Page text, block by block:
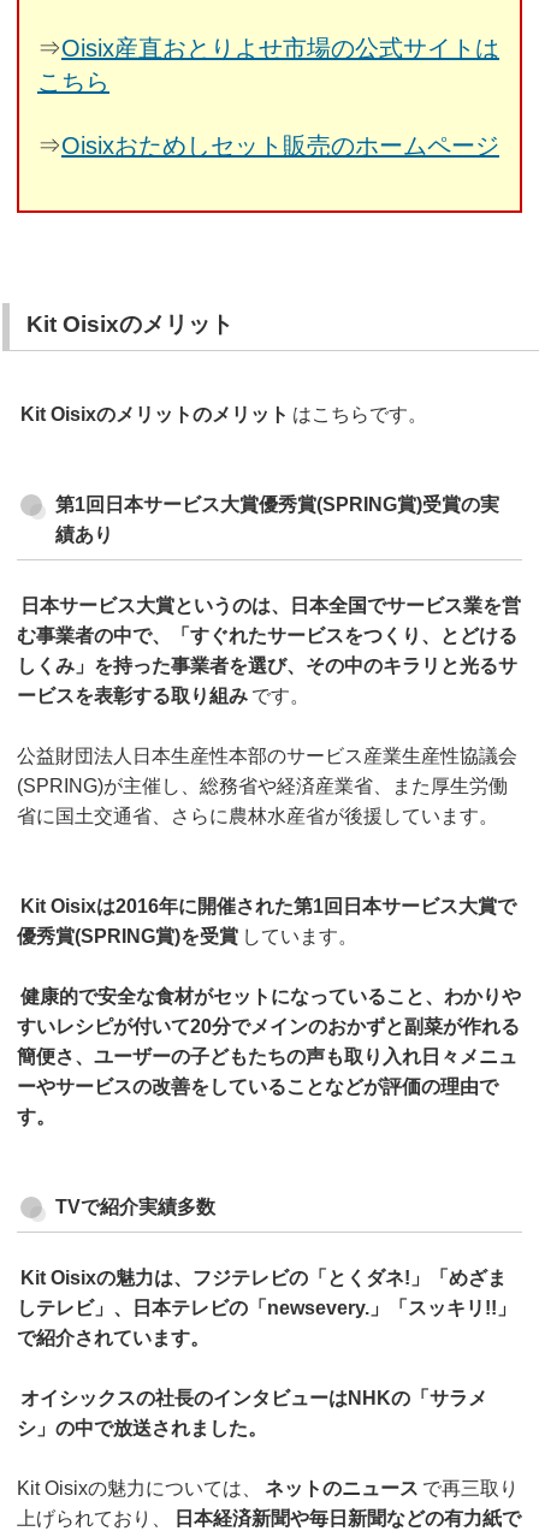
⇒Oisix産直おとりよせ市場の公式サイトは
こちら
⇒Oisixおためしセット販売のホームページ
Kit Oisixのメリット
Kit Oisixのメリットのメリット はこちらです。
第1回日本サービス大賞優秀賞(SPRING賞)受賞の実
績あり
日本サービス大賞というのは、日本全国でサービス業を営
む事業者の中で、「すぐれたサービスをつくり、とどける
しくみ」を持った事業者を選び、その中のキラリと光るサ
ービスを表彰する取り組み です。
公益財団法人日本生産性本部のサービス産業生産性協議会
(SPRING)が主催し、総務省や経済産業省、また厚生労働
省に国土交通省、さらに農林水産省が後援しています。
Kit Oisixは2016年に開催された第1回日本サービス大賞で
優秀賞(SPRING賞)を受賞 しています。
健康的で安全な食材がセットになっていること、わかりや
すいレシピが付いて20分でメインのおかずと副菜が作れる
簡便さ、ユーザーの子どもたちの声も取り入れ日々メニュ
ーやサービスの改善をしていることなどが評価の理由で
す。
TVで紹介実績多数
Kit Oisixの魅力は、フジテレビの「とくダネ!」「めざま
しテレビ」、日本テレビの「newsevery.」「スッキリ!!」
で紹介されています。
オイシックスの社長のインタビューはNHKの「サラメ
シ」の中で放送されました。
Kit Oisixの魅力については、 ネットのニュース で再三取り
上げられており、
日本経済新聞や毎日新聞などの有力紙で